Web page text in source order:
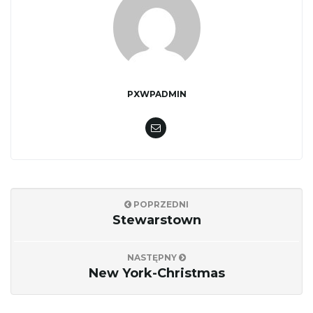
PXWPADMIN
POPRZEDNI
Stewarstown
NASTĘPNY
New York-Christmas